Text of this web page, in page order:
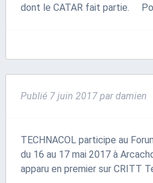
dont le CATAR fait partie.
Publié 7 juin 2017 par damien
TECHNACOL participe au
du 16 au 17 mai 2017 à
apparu en premier sur CRITT